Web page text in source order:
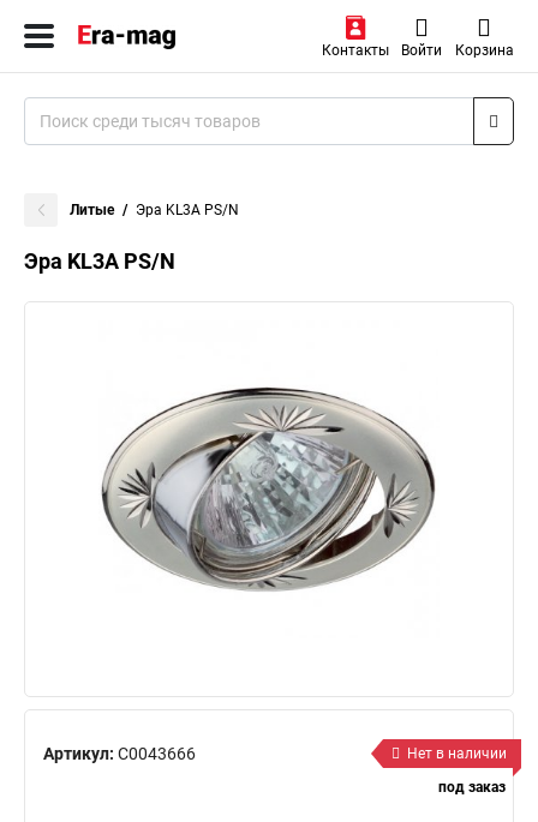
Контакты Войти Корзина
Литые Эра KL3A PS/N
Эра KL3A PS/N
Артикул: C0043666
Нет в наличии
под заказ